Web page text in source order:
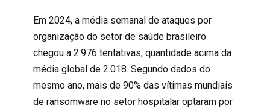
Em 2024, a média semanalde ataques por
organização do setor de saúde brasileiro
chegou a 2.976 tentativas, quantidade acima da
média global de 2.018. Segundo dados do
mesmo ano, mais de 90% das vítimas mundiais
de ransomware no setor hospitalar optaram por